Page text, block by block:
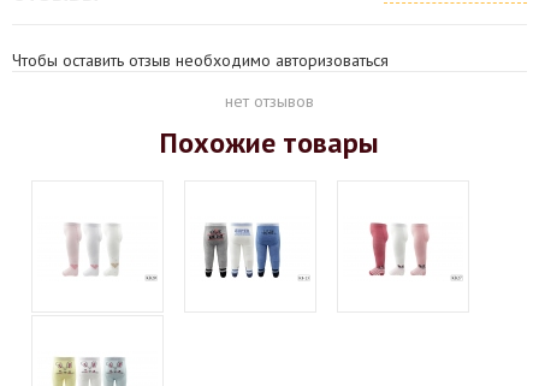
Чтобы оставить отзыв необходимо авторизоваться
нет отзывов
Похожие товары